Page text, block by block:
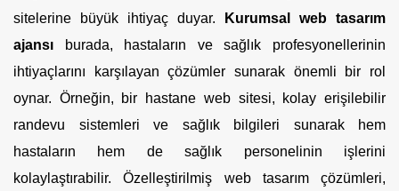
sitelerine büyük ihtiyaç duyar.
Kurumsal web tasarım
ajansı burada, hastaların ve sağlık profesyonellerinin
ihtiyaçlarını karşılayan çözümler sunarak önemli bir rol
oynar. Örneğin, bir hastane web sitesi, kolay erişilebilir
randevu sistemleri ve sağlık bilgileri sunarak hem
hastaların hem de sağlık personelinin işlerini
kolaylaştırabilir. Özelleştirilmiş web tasarım çözümleri,